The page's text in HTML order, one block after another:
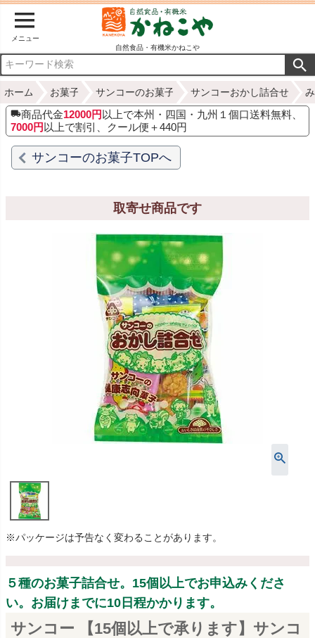
メニュー
自然食品・有機米かねこや
ホーム お菓子 サンコーのお菓子 サンコーおかし詰合せ
商品代金12000円 以上で本州・四国・九州１個口送料無料、
7000円 以上で割引、クール便＋440円
サンコーのお菓子TOPへ
取寄せ商品です
※パッケージは予告なく変わることがあります。
５種のお菓子詰合せ。15個以上でお申込みくださ
い。お届けまでに10日程かかります。
サンコー 【15個以上で承ります】サンコ